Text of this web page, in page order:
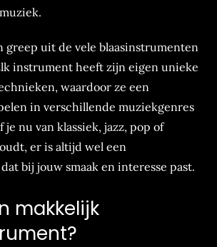
greep uit de vele blaasinstrumenten
instrument heeft zijn eigen unieke
waardoor ze een
in verschillende muziekgenres
je nu van klassiek, jazz, pop of
er is altijd wel een
bij jouw smaak en interesse past.
makkelijk